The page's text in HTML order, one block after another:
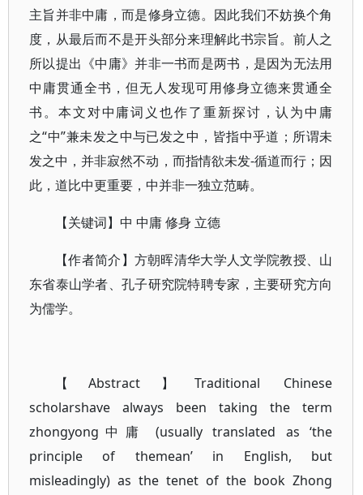
主旨并非中庸，而是修身立德。因此我们不妨换个角
度，从最后而不是开头部分来理解此书宗旨。前人之
所以提出《中庸》并非一书而是两书，是因为无法用
中庸贯通全书，但无人发现可用修身立德来贯通全
书。本文对中庸词义也作了重新探讨，认为中庸
之“中”兼未发之中与已发之中，皆指中乎道；所谓未
发之中，并非寂然不动，而指情欲未发-循道而行；因
此，道比中更重要，中并非一独立范畴。
【关键词】中 中庸 修身 立德
【作者简介】方朝晖清华大学人文学院教授、山
东省泰山学者、孔子研究院特聘专家，主要研究方向
为儒学。
【Abstract】Traditional Chinese
scholarshave always been taking the term
zhongyong中庸 (usually translated as ‘the
principle of themean’ in English, but
misleadingly) as the tenet of the book Zhong